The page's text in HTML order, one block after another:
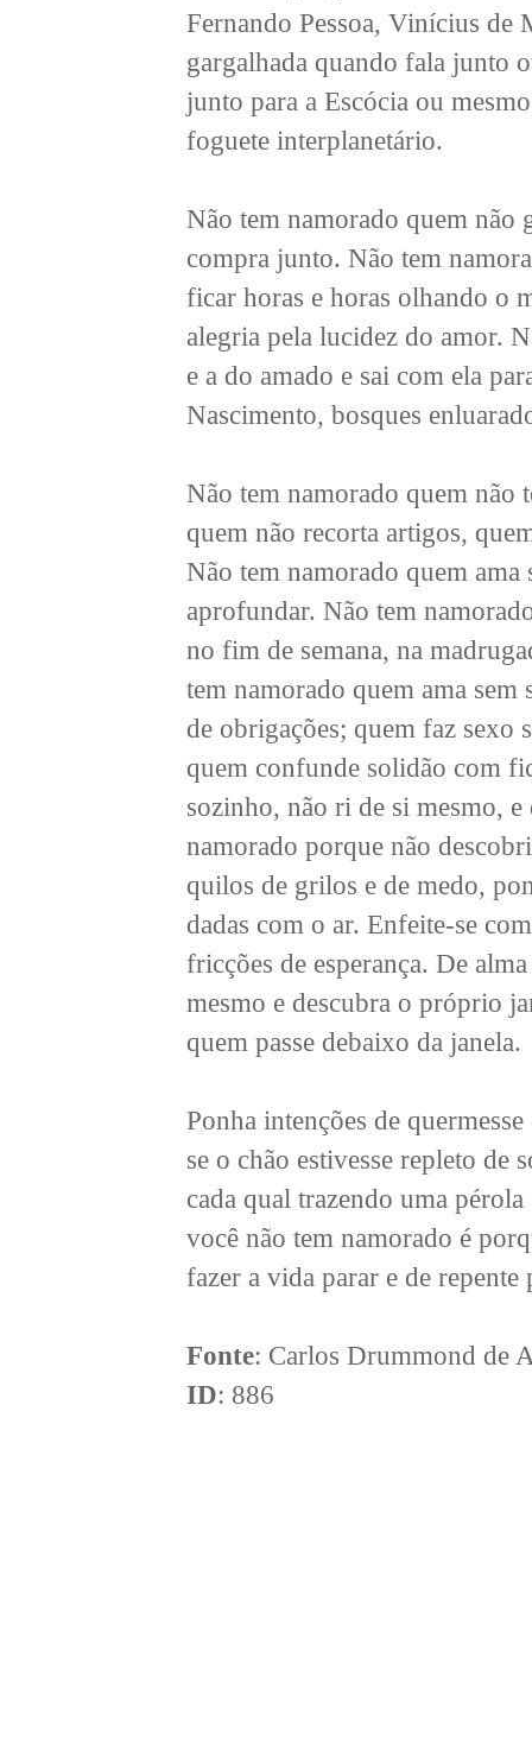
Fernando Pessoa, Vinícius de
gargalhada quando fala junto
junto para a Escócia ou
foguete interplanetário.
Não tem namorado quem não
compra junto. Não tem
ficar horas e horas olhando o
alegria pela lucidez do amor.
e a do amado e sai com ela
Nascimento, bosques
Não tem namorado quem não
quem não recorta artigos,
Não tem namorado quem
aprofundar. Não tem
no fim de semana, na
tem namorado quem ama
de obrigações; quem faz sexo
quem confunde solidão com
sozinho, não ri de si mesmo,
namorado porque não
quilos de grilos e de medo,
dadas com o ar. Enfeite-se
fricções de esperança. De
mesmo e descubra o próprio
quem passe debaixo da janela.
Ponha intenções de
se o chão estivesse repleto de
cada qual trazendo uma
você não tem namorado é
fazer a vida parar e de
Fonte: Carlos Drummond de
ID: 886